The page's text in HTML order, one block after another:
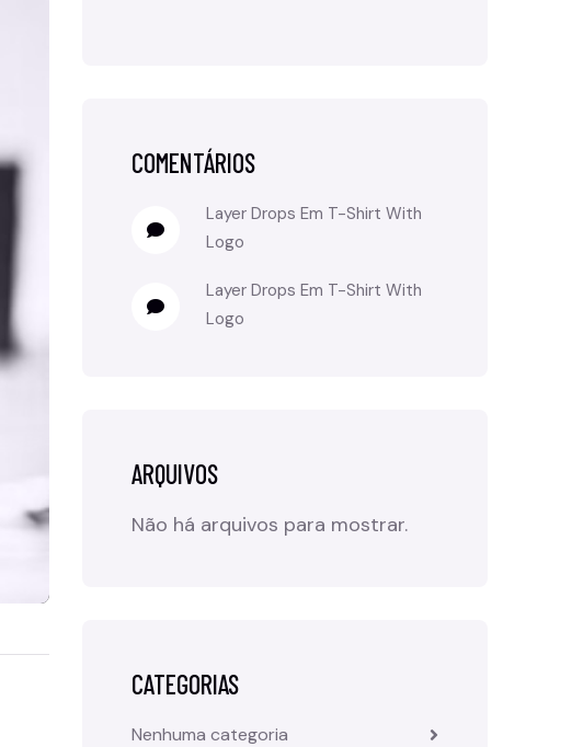
COMENTÁRIOS
Layer Drops Em T-Shirt With
Logo
Layer Drops Em T-Shirt With
Logo
ARQUIVOS
Não há arquivos para mostrar.
CATEGORIAS
Nenhuma categoria